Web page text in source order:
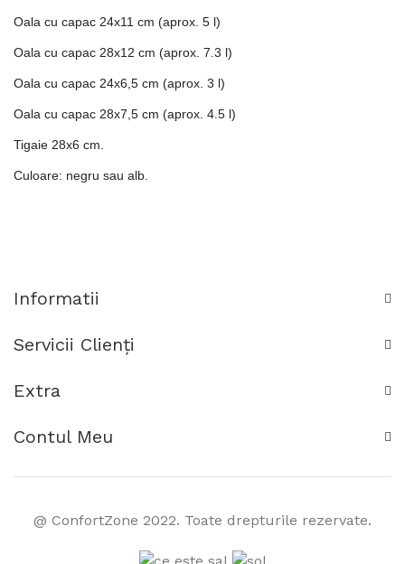
Oala cu capac 24x11 cm (aprox. 5 l)
Oala cu capac 28x12 cm (aprox. 7.3 l)
Oala cu capac 24x6,5 cm (aprox. 3 l)
Oala cu capac 28x7,5 cm (aprox. 4.5 l)
Tigaie 28x6 cm.
Culoare: negru sau alb.
Informatii
Servicii Clienţi
Extra
Contul Meu
@ ConfortZone 2022. Toate drepturile rezervate.